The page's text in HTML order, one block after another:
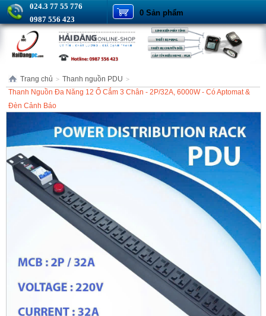
024.3 77 55 776
0987 556 423
0 Sản phẩm
Trang chủ > Thanh nguồn PDU >
Thanh Nguồn Đa Năng 12 Ổ Cắm 3 Chân - 2P/32A, 6000W - Có Aptomat &
Đèn Cảnh Báo